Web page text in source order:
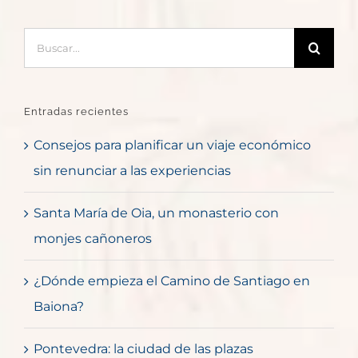
Entradas recientes
Consejos para planificar un viaje económico
sin renunciar a las experiencias
Santa María de Oia, un monasterio con
monjes cañoneros
¿Dónde empieza el Camino de Santiago en
Baiona?
Pontevedra: la ciudad de las plazas